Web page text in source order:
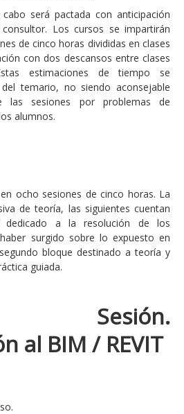
será pactada con anticipación
Los cursos se impartirán
de cinco horas divididas en clases
con dos descansos entre clases
estimaciones de tiempo se
temario, no siendo aconsejable
las sesiones por problemas de
alumnos.
ocho sesiones de cinco horas. La
de teoría, las siguientes cuentan
a la resolución de los
surgido sobre lo expuesto en
bloque destinado a teoría y
guiada.
Sesión.
al BIM / REVIT